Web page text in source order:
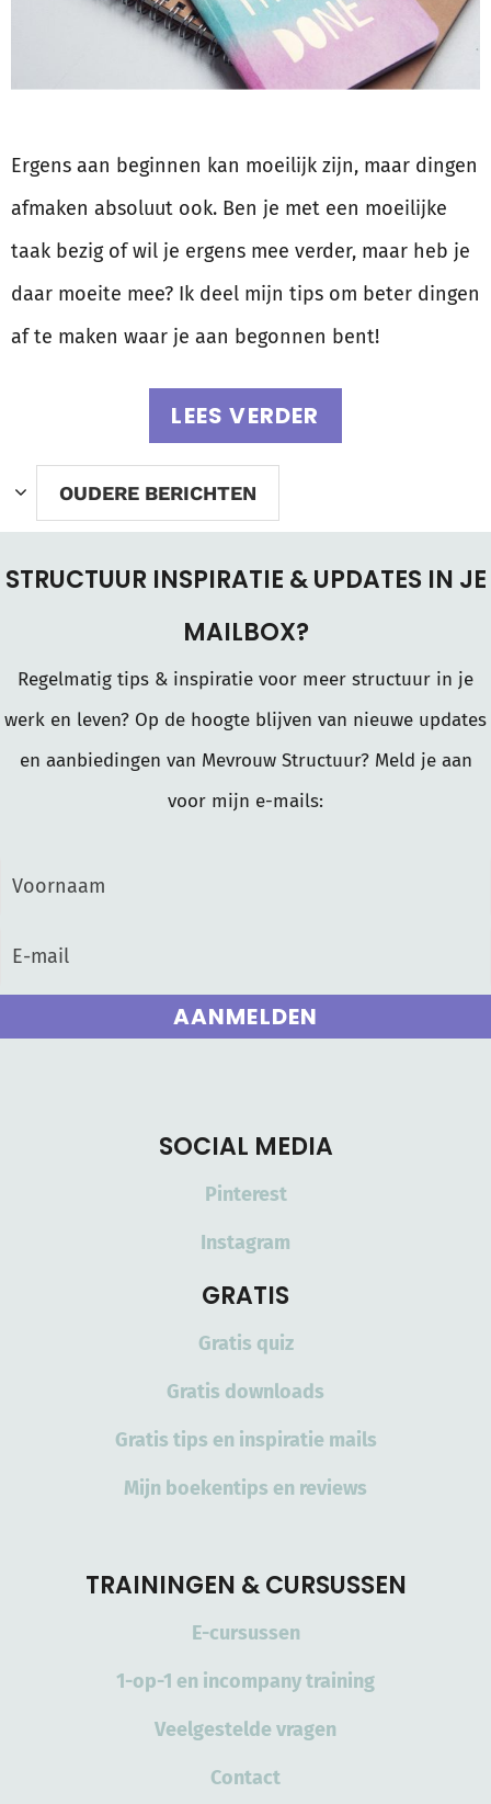
Ergens aan beginnen kan moeilijk zijn, maar dingen
afmaken absoluut ook. Ben je met een moeilijke
taak bezig of wil je ergens mee verder, maar heb je
daar moeite mee? Ik deel mijn tips om beter dingen
af te maken waar je aan begonnen bent!
LEES VERDER
OUDERE BERICHTEN
STRUCTUUR INSPIRATIE & UPDATES IN JE
MAILBOX?
Regelmatig tips & inspiratie voor meer structuur in je
werk en leven? Op de hoogte blijven van nieuwe updates
en aanbiedingen van Mevrouw Structuur? Meld je aan
voor mijn e-mails:
AANMELDEN
SOCIAL MEDIA
Pinterest
Instagram
GRATIS
Gratis quiz
Gratis downloads
Gratis tips en inspiratie mails
Mijn boekentips en reviews
TRAININGEN & CURSUSSEN
E-cursussen
1-op-1 en incompany training
Veelgestelde vragen
Contact